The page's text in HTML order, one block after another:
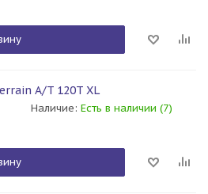
A/T 120T XL
Наличие: Есть в наличии (7)